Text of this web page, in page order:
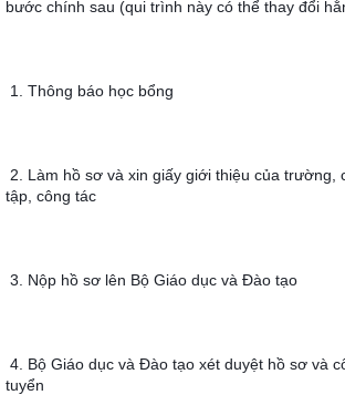
bước chính sau (qui trình này có thể thay đổi
1. Thông báo học bổng
2. Làm hồ sơ và xin giấy giới thiệu của trường,
tập, công tác
3. Nộp hồ sơ lên Bộ Giáo dục và Đào tạo
4. Bộ Giáo dục và Đào tạo xét duyệt hồ sơ và
tuyển